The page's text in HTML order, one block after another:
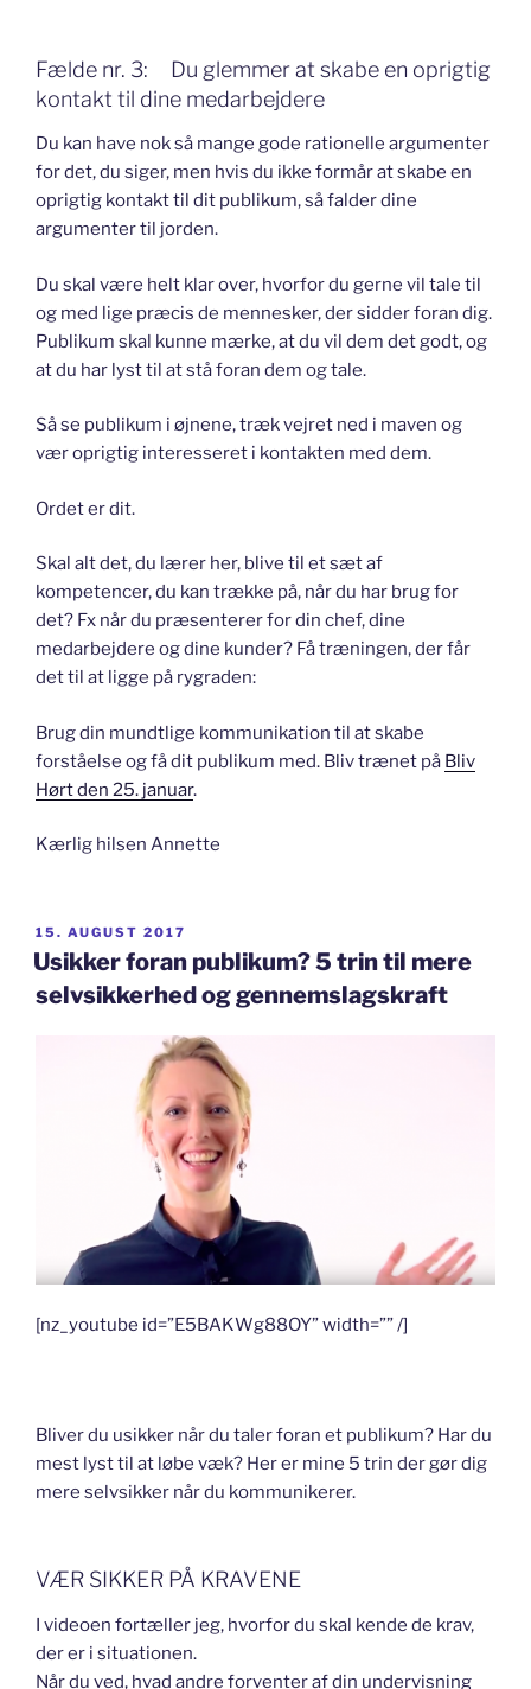
Fælde nr. 3: Du glemmer at skabe en oprigtig
kontakt til dine medarbejdere
Du kan have nok så mange gode rationelle argumenter
for det, du siger, men hvis du ikke formår at skabe en
oprigtig kontakt til dit publikum, så falder dine
argumenter til jorden.
Du skal være helt klar over, hvorfor du gerne vil tale til
og med lige præcis de mennesker, der sidder foran dig.
Publikum skal kunne mærke, at du vil dem det godt, og
at du har lyst til at stå foran dem og tale.
Så se publikum i øjnene, træk vejret ned i maven og
vær oprigtig interesseret i kontakten med dem.
Ordet er dit.
Skal alt det, du lærer her, blive til et sæt af
kompetencer, du kan trække på, når du har brug for
det? Fx når du præsenterer for din chef, dine
medarbejdere og dine kunder? Få træningen, der får
det til at ligge på rygraden:
Brug din mundtlige kommunikation til at skabe
forståelse og få dit publikum med. Bliv trænet på Bliv
Hørt den 25. januar.
Kærlig hilsen Annette
UDGIVET
DEN
15. AUGUST 2017
Usikker foran publikum? 5 trin til mere
selvsikkerhed og gennemslagskraft
[nz_youtube id=”E5BAKWg88OY” width=”” /]
Bliver du usikker når du taler foran et publikum? Har du
mest lyst til at løbe væk? Her er mine 5 trin der gør dig
mere selvsikker når du kommunikerer.
VÆR SIKKER PÅ KRAVENE
I videoen fortæller jeg, hvorfor du skal kende de krav,
der er i situationen.
Når du ved, hvad andre forventer af din undervisning